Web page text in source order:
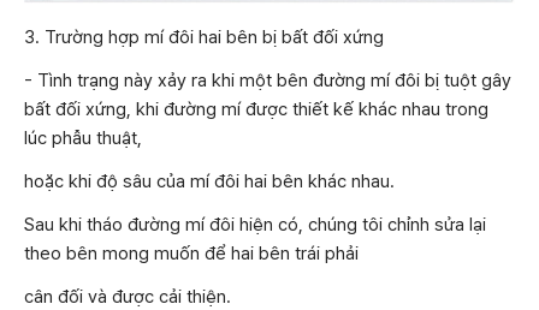
3. Trường hợp mí đôi hai bên bị bất đối xứng
- Tình trạng này xảy ra khi một bên đường mí đôi bị tuột gây
bất đối xứng, khi đường mí được thiết kế khác nhau trong
lúc phẫu thuật,
hoặc khi độ sâu của mí đôi hai bên khác nhau.
Sau khi tháo đường mí đôi hiện có, chúng tôi chỉnh sửa lại
theo bên mong muốn để hai bên trái phải
cân đối và được cải thiện.